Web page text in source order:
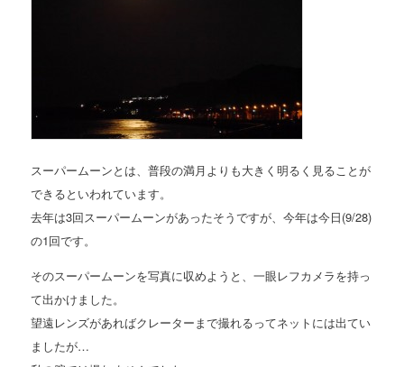
スーパームーンとは、普段の満月よりも大きく明るく見ることが
できるといわれています。
去年は3回スーパームーンがあったそうですが、今年は今日(9/28)
の1回です。
そのスーパームーンを写真に収めようと、一眼レフカメラを持っ
て出かけました。
望遠レンズがあればクレーターまで撮れるってネットには出てい
ましたが…